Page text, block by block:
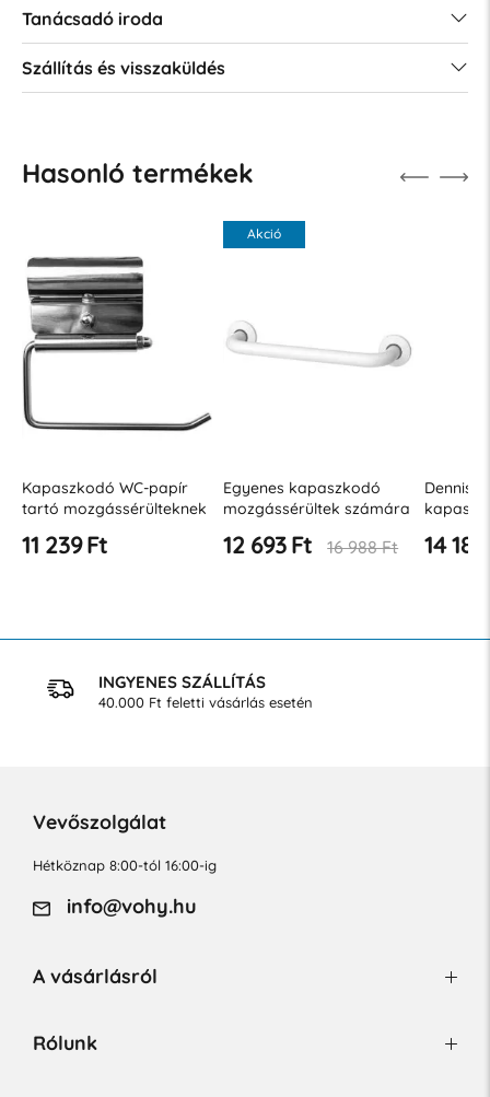
Tanácsadó iroda
Szállítás és visszaküldés
Hasonló termékek
Kapaszkodó WC-papír
tartó mozgássérülteknek
matt
11 239 Ft
Akció
Egyenes kapaszkodó
mozgássérültek számára
12 693 Ft 16 988 Ft
Dennis
14
INGYENES SZÁLLÍTÁS
40.000 Ft feletti vásárlás esetén
Vevőszolgálat
Hétköznap 8:00-tól 16:00-ig
info@vohy.hu
A vásárlásról
Rólunk